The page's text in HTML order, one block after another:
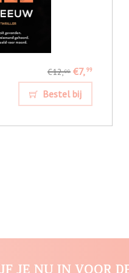
€12,99 €7,99
Bestel bij